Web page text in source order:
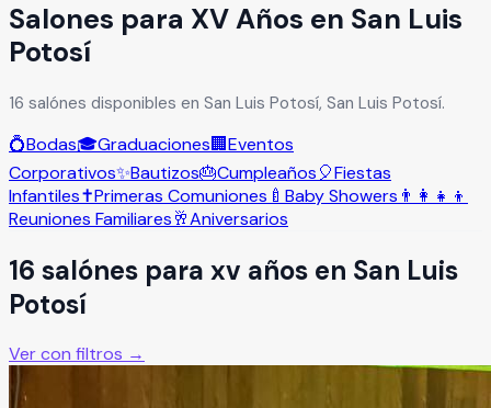
Salones para XV Años en San Luis
Potosí
16 salónes disponibles en San Luis Potosí, San Luis Potosí.
💍Bodas🎓Graduaciones🏢Eventos
Corporativos✨Bautizos🎂Cumpleaños🎈Fiestas
Infantiles✝️Primeras Comuniones 🍼 Baby Showers 👨‍👩‍👧‍👦
Reuniones Familiares🥂Aniversarios
16 salónes para xv años en San Luis
Potosí
Ver con filtros →